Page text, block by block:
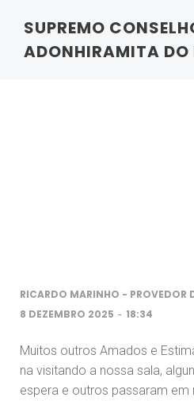
SUPREMO
ADONHIRAMITA DO
Uma Nota
RICARDO MARINHO - PROVEDOR
8 DEZEMBRO 2025 - 18:34
Muitos outros Amados e
na visitando a nossa sala,
espera e outros passaram